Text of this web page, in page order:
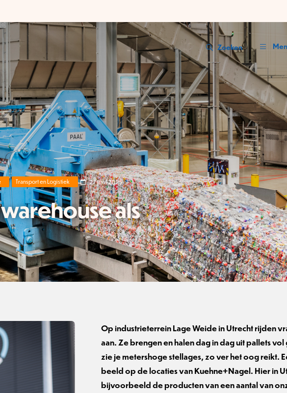
Zoeken
als
Transport en Logistiek 27 juni 2025
Op industrieterrein Lage Weide in Utrecht rijden
aan. Ze brengen en halen dag in dag uit pallets
zie je metershoge stellages, zo ver het oog reikt.
beeld op de locaties van Kuehne+Nagel. Hier in
bijvoorbeeld de producten van een aantal van